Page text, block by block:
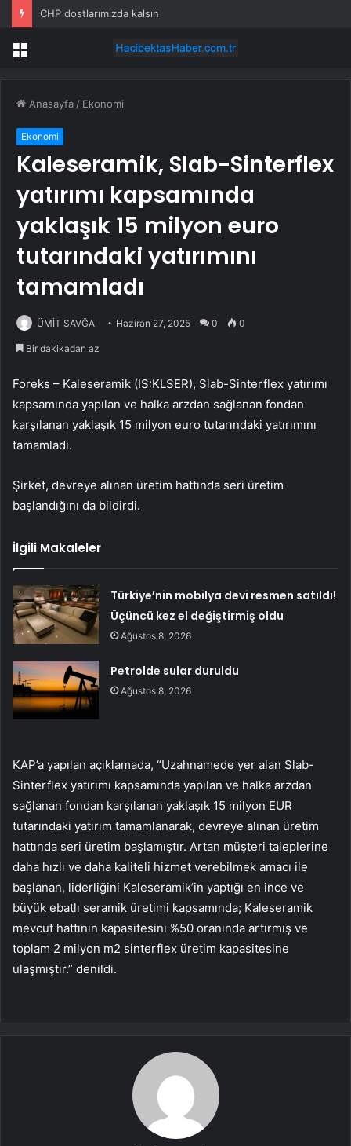
CHP dostlarımızda kalsın
Menü
Anasayfa / Ekonomi
Ekonomi
Kaleseramik, Slab-Sinterflex
yatırımı kapsamında
yaklaşık 15 milyon euro
tutarındaki yatırımını
tamamladı
ÜMİT SAVĞA Haziran 27, 2025 0 0
Bir dakikadan az
Foreks – Kaleseramik (IS:KLSER), Slab-Sinterflex yatırımı
kapsamında yapılan ve halka arzdan sağlanan fondan
karşılanan yaklaşık 15 milyon euro tutarındaki yatırımını
tamamladı.
Şirket, devreye alınan üretim hattında seri üretim
başlandığını da bildirdi.
İlgili Makaleler
Türkiye’nin mobilya devi resmen satıldı!
Üçüncü kez el değiştirmiş oldu
Ağustos 8, 2026
Petrolde sular duruldu
Ağustos 8, 2026
KAP’a yapılan açıklamada, “Uzahnamede yer alan Slab-
Sinterflex yatırımı kapsamında yapılan ve halka arzdan
sağlanan fondan karşılanan yaklaşık 15 milyon EUR
tutarındaki yatırım tamamlanarak, devreye alınan üretim
hattında seri üretim başlamıştır. Artan müşteri taleplerine
daha hızlı ve daha kaliteli hizmet verebilmek amacı ile
başlanan, liderliğini Kaleseramik’in yaptığı en ince ve
büyük ebatlı seramik üretimi kapsamında; Kaleseramik
mevcut hattının kapasitesini %50 oranında artırmış ve
toplam 2 milyon m2 sinterflex üretim kapasitesine
ulaşmıştır.” denildi.